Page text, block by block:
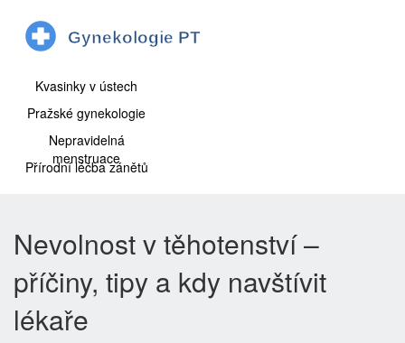
Kvasinky v ústech
Pražské gynekologie
Nepravidelná
menstruace
Přírodní léčba zánětů
Nevolnost v těhotenství –
příčiny, tipy a kdy navštívit
lékaře